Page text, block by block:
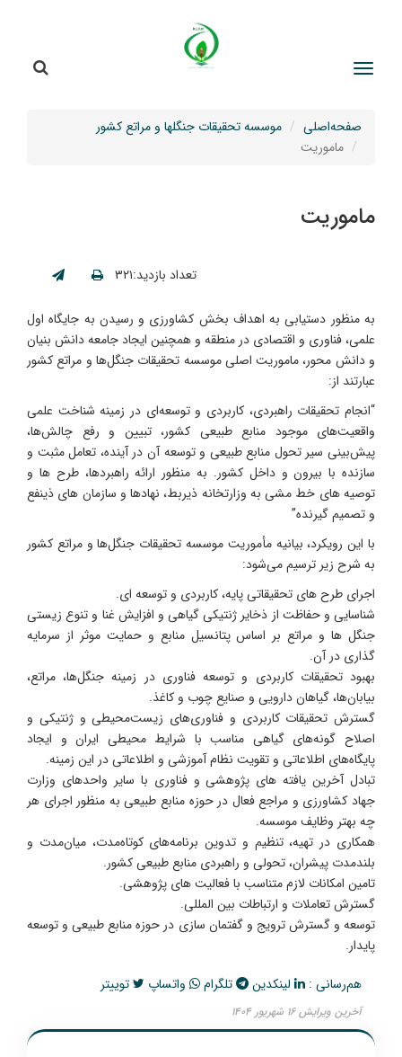
صفحه‌اصلی
موسسه تحقیقات جنگلها و مراتع کشور
ماموریت
ماموریت
تعداد بازدید:۳۲۱
به منظور دستیابی به اهداف بخش کشاورزی و رسیدن به جایگاه اول
علمی، فناوری و اقتصادی در منطقه و همچنین ایجاد جامعه دانش بنیان
و دانش محور، ماموریت اصلی موسسه تحقیقات جنگل‌ها و مراتع کشور
عبارتند از:
“انجام تحقیقات راهبردی، کاربردی و توسعه‌ای در زمینه شناخت علمی
واقعیت‌های موجود منابع طبیعی کشور، تبیین و رفع چالش‌ها،
پیش‌بینی سیر تحول منابع طبیعی و توسعه آن در آینده، تعامل مثبت و
سازنده با بیرون و داخل کشور. به منظور ارائه راهبردها، طرح ها و
توصیه های خط مشی به وزارتخانه ذیربط، نهادها و سازمان های ذینفع
و تصمیم گیرنده”
با این رویکرد، بیانیه مأموریت موسسه تحقیقات جنگل‌ها و مراتع کشور
به شرح زیر ترسیم می‌شود:
اجرای طرح های تحقیقاتی پایه، کاربردی و توسعه ای.
شناسایی و حفاظت از ذخایر ژنتیکی گیاهی و افزایش غنا و تنوع زیستی
جنگل ها و مراتع بر اساس پتانسیل منابع و حمایت موثر از سرمایه
گذاری در آن.
بهبود تحقیقات کاربردی و توسعه فناوری در زمینه جنگل‌ها، مراتع،
بیابان‌ها، گیاهان دارویی و صنایع چوب و کاغذ.
گسترش تحقیقات کاربردی و فناوری‌های زیست‌محیطی و ژنتیکی و
اصلاح گونه‌های گیاهی مناسب با شرایط محیطی ایران و ایجاد
پایگاه‌های اطلاعاتی و تقویت نظام آموزشی و اطلاعاتی در این زمینه.
تبادل آخرین یافته های پژوهشی و فناوری با سایر واحدهای وزارت
جهاد کشاورزی و مراجع فعال در حوزه منابع طبیعی به منظور اجرای هر
چه بهتر وظایف موسسه.
همکاری در تهیه، تنظیم و تدوین برنامه‌های کوتاه‌مدت، میان‌مدت و
بلندمدت پیشران، تحولی و راهبردی منابع طبیعی کشور.
تامین امکانات لازم متناسب با فعالیت های پژوهشی.
گسترش تعاملات و ارتباطات بین المللی.
توسعه و گسترش ترویج و گفتمان سازی در حوزه منابع طبیعی و توسعه
پایدار.
هم‌رسانی :
لینکدین تلگرام واتساپ توییتر
آخرین ویرایش ۱۶ شهریور ۱۴۰۴